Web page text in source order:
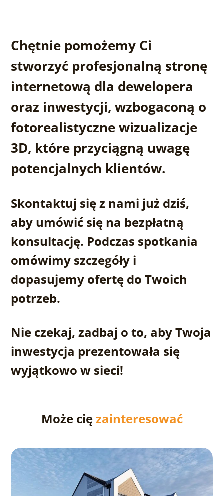
Chętnie pomożemy Ci
stworzyć profesjonalną stronę
internetową dla dewelopera
oraz inwestycji, wzbogaconą o
fotorealistyczne wizualizacje
3D, które przyciągną uwagę
potencjalnych klientów.
Skontaktuj się z nami już dziś,
aby umówić się na bezpłatną
konsultację. Podczas spotkania
omówimy szczegóły i
dopasujemy ofertę do Twoich
potrzeb.
Nie czekaj, zadbaj o to, aby Twoja
inwestycja prezentowała się
wyjątkowo w sieci!
Może cięzainteresować